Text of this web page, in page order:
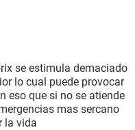
se estimula demaciado
lo cual puede provocar
eso que si no se atiende
mas sercano
la vida